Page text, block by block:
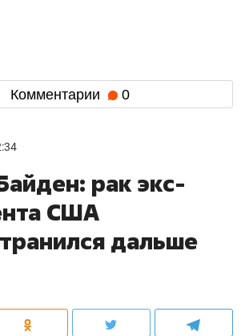
Комментарии 0
рак экс-
США
дальше